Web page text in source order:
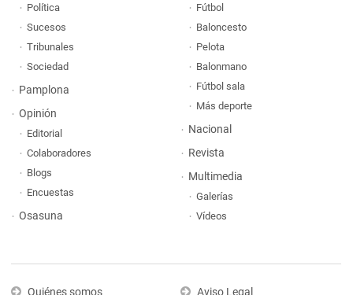
Política
Sucesos
Tribunales
Sociedad
Pamplona
Opinión
Editorial
Colaboradores
Blogs
Encuestas
Osasuna
Fútbol
Baloncesto
Pelota
Balonmano
Fútbol sala
Más deporte
Nacional
Revista
Multimedia
Galerías
Vídeos
Quiénes somos Aviso Legal